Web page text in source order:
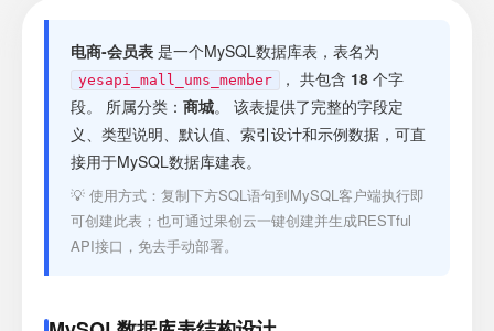
接口测试
电商-会员表 是一个MySQL数据库表，表名为
yesapi_mall_ums_member ， 共包含 18 个字
段。 所属分类： 商城。 该表提供了完整的字段定
义、类型说明、默认值、索引设计和示例数据，可直
接用于MySQL数据库建表。
💡 使用方式：复制下方SQL语句到MySQL客户端执行即
可创建此表；也可通过果创云一键创建并生成RESTful
API接口，免去手动部署。